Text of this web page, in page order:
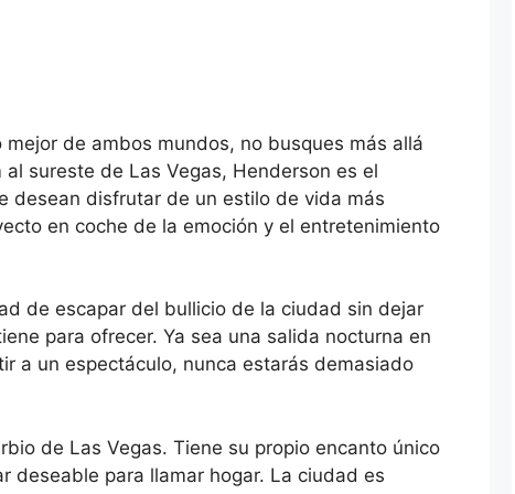
de ambos mundos, no busques más allá
sureste de Las Vegas, Henderson es el
desean disfrutar de un estilo de vida más
en coche de la emoción y el entretenimiento
de escapar del bullicio de la ciudad sin dejar
para ofrecer. Ya sea una salida nocturna en
a un espectáculo, nunca estarás demasiado
de Las Vegas. Tiene su propio encanto único
deseable para llamar hogar. La ciudad es